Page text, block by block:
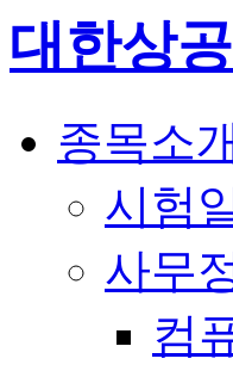
대한상
종목소
시험
사무
컴